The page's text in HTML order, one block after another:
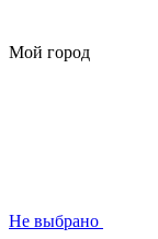
Мой город
Не выбрано